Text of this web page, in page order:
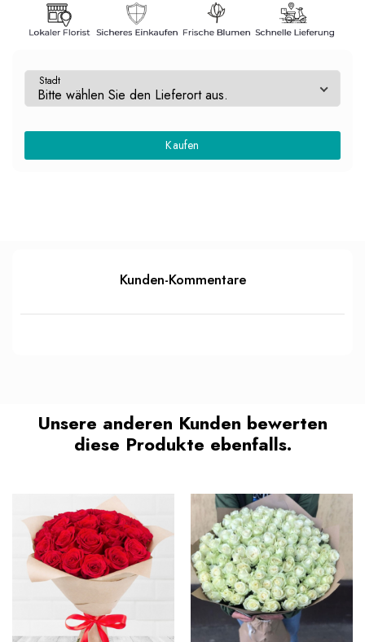
Stadt
Kaufen
Kunden-Kommentare
Unsere anderen Kunden bewerten
diese Produkte ebenfalls.